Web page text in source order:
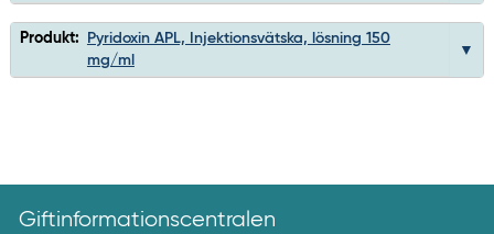
Produkt:
Pyridoxin APL, Injektionsvätska, lösning 150
mg/ml
Giftinformationscentralen